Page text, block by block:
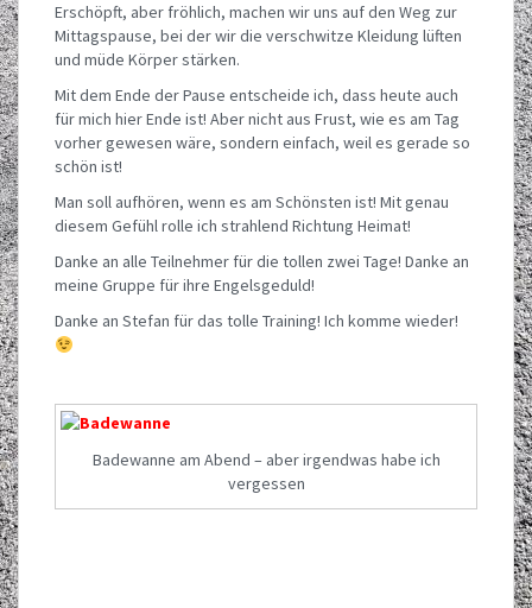
Erschöpft, aber fröhlich, machen wir uns auf den Weg zur
Mittagspause, bei der wir die verschwitze Kleidung lüften
und müde Körper stärken.
Mit dem Ende der Pause entscheide ich, dass heute auch
für mich hier Ende ist! Aber nicht aus Frust, wie es am Tag
vorher gewesen wäre, sondern einfach, weil es gerade so
schön ist!
Man soll aufhören, wenn es am Schönsten ist! Mit genau
diesem Gefühl rolle ich strahlend Richtung Heimat!
Danke an alle Teilnehmer für die tollen zwei Tage! Danke an
meine Gruppe für ihre Engelsgeduld!
Danke an Stefan für das tolle Training! Ich komme wieder!
Badewanne am Abend – aber irgendwas habe ich
vergessen